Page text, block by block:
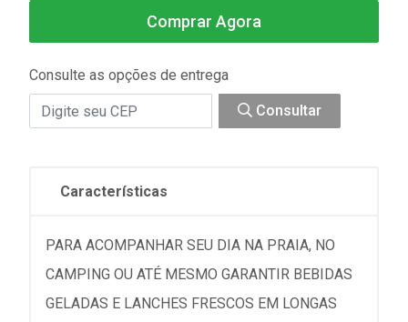
Comprar Agora
Consulte as opções de entrega
Consultar
Características
PARA ACOMPANHAR SEU DIA NA PRAIA, NO
CAMPING OU ATÉ MESMO GARANTIR BEBIDAS
GELADAS E LANCHES FRESCOS EM LONGAS